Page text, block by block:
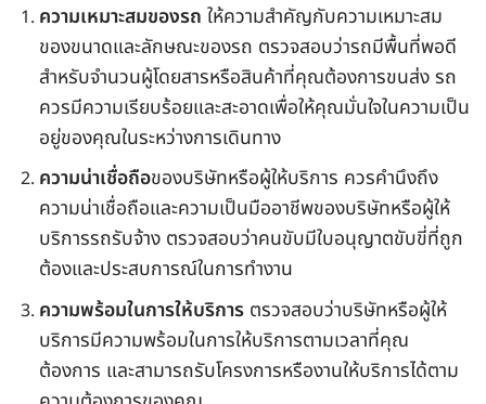
ความเหมาะสมของรถ ให้ความสำคัญกับความเหมาะสม
ของขนาดและลักษณะของรถ ตรวจสอบว่ารถมีพื้นที่พอดี
สำหรับจำนวนผู้โดยสารหรือสินค้าที่คุณต้องการขนส่ง รถ
ควรมีความเรียบร้อยและสะอาดเพื่อให้คุณมั่นใจในความเป็น
อยู่ของคุณในระหว่างการเดินทาง
ความน่าเชื่อถือของบริษัทหรือผู้ให้บริการ ควรคำนึงถึง
ความน่าเชื่อถือและความเป็นมืออาชีพของบริษัทหรือผู้ให้
บริการรถรับจ้าง ตรวจสอบว่าคนขับมีใบอนุญาตขับขี่ที่ถูก
ต้องและประสบการณ์ในการทำงาน
ความพร้อมในการให้บริการตรวจสอบว่าบริษัทหรือผู้ให้
บริการมีความพร้อมในการให้บริการตามเวลาที่คุณ
ต้องการ และสามารถรับโครงการหรืองานให้บริการได้ตาม